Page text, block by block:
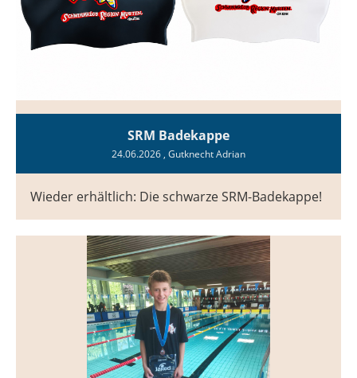
SRM Badekappe
24.06.2026 , Gutknecht Adrian
Wieder erhältlich: Die schwarze SRM-Badekappe!